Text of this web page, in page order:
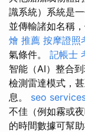
識系統）系統是
並傳輸諸如名稱
燴 推薦 按摩證照
氣條件。 記帳士
智能（AI）整合
檢測雷達模式，
息。 seo
不佳（例如霧或
的時間數據可幫